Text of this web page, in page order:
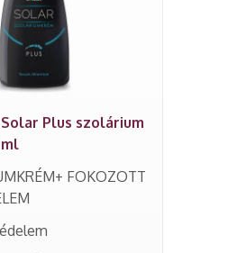
Plus szolárium
FOKOZOTT